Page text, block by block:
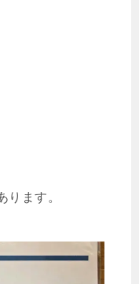
ります。